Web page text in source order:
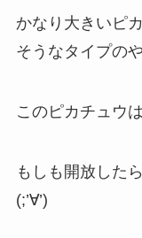
かなり大きいピ
そうなタイプの
このピカチュウ
もしも開放した
(;’∀’)